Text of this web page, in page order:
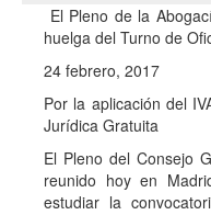
Boletines
UPSANA
PROA
Contacto
El Pleno de la
huelga del Turno de
24 febrero, 2017
Por la aplicación del
Jurídica Gratuita
El Pleno del Consejo
reunido hoy en
estudiar la